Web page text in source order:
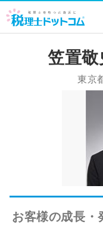
笠置
東京
お客様の成長・